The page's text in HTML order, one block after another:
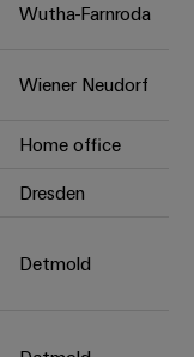
Wutha-Farnroda
Wiener Neudorf
Home office
Dresden
Detmold